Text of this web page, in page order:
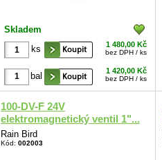
Skladem
ks
1 480,00 Kč
bez DPH / ks
bal 1 420,00 Kč
bez DPH / ks
100-DV-F 24V
elektromagnetický ventil 1"...
Rain Bird
Kód: 002003